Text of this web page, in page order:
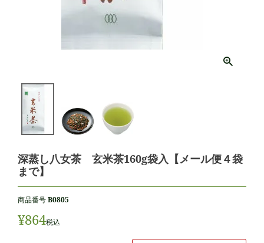
深蒸し八女茶 玄米茶160g袋入【メール便４袋
まで】
商品番号 B0805
¥864税込